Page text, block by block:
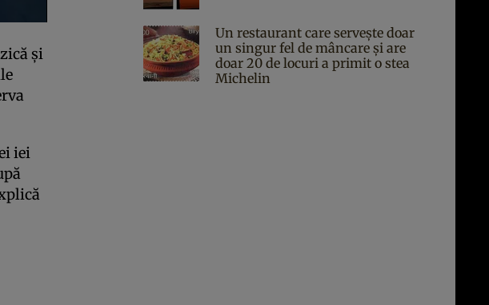
și
iei
Un restaurant care servește doar
un singur fel de mâncare și are
doar 20 de locuri a primit o stea
Michelin